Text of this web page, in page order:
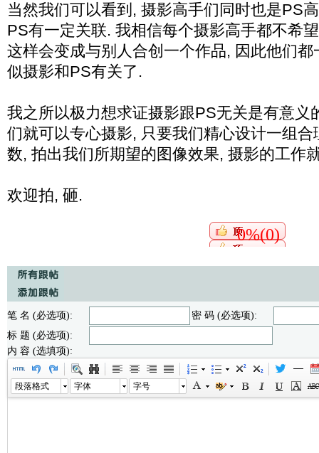
当然我们可以看到, 摄影高手们同时也是PS
PS有一定关联. 我相信每个摄影高手都不希
这样会变成与别人合创一个作品, 因此他们
似摄影和PS有关了.
我之所以极力想求证摄影跟PS无关是有意义
们就可以专心摄影, 只要我们精心设计一组
数, 拍出我们所期望的图像效果, 摄影的工作
欢迎拍, 砸.
0%(0)
笔 名 (必选项):
密 码 (必选项):
标 题 (必选项):
内 容 (选填项):
段落格式 字体 字号